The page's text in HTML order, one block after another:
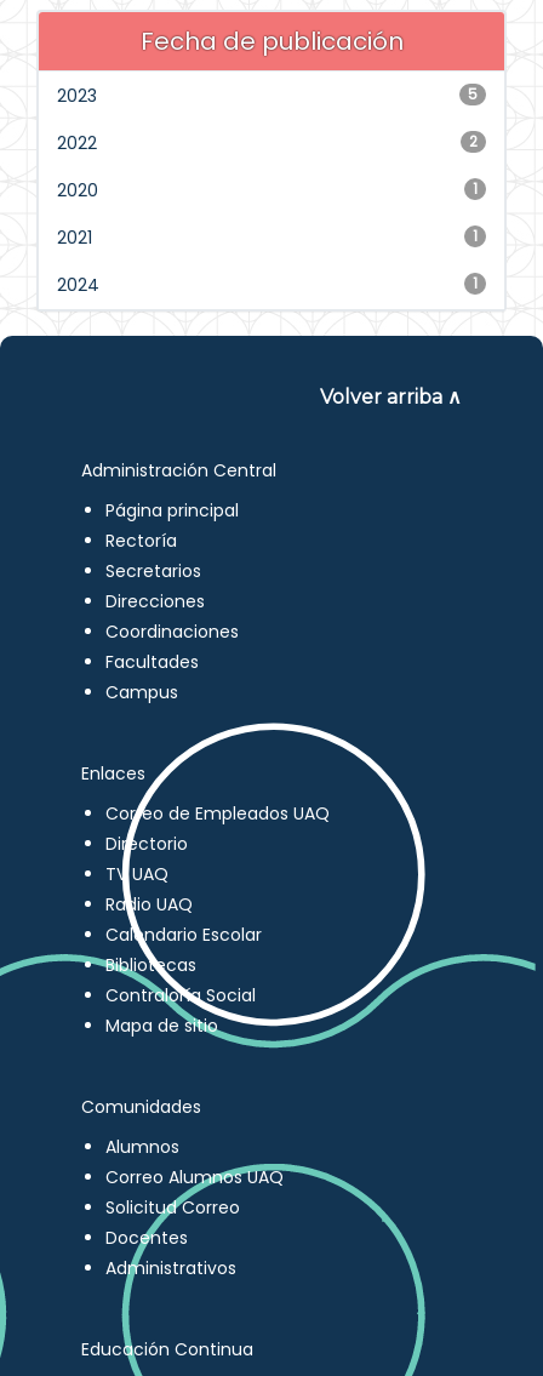
Fecha de publicación
5
2023
2
2022
1
2020
1
2021
1
2024
Volver arriba ∧
Administración Central
Página principal
Rectoría
Secretarios
Direcciones
Coordinaciones
Facultades
Campus
Enlaces
Correo de Empleados UAQ
Directorio
TV UAQ
Radio UAQ
Calendario Escolar
Bibliotecas
Contraloría Social
Mapa de sitio
Comunidades
Alumnos
Correo Alumnos UAQ
Solicitud Correo
Docentes
Administrativos
Educación Continua